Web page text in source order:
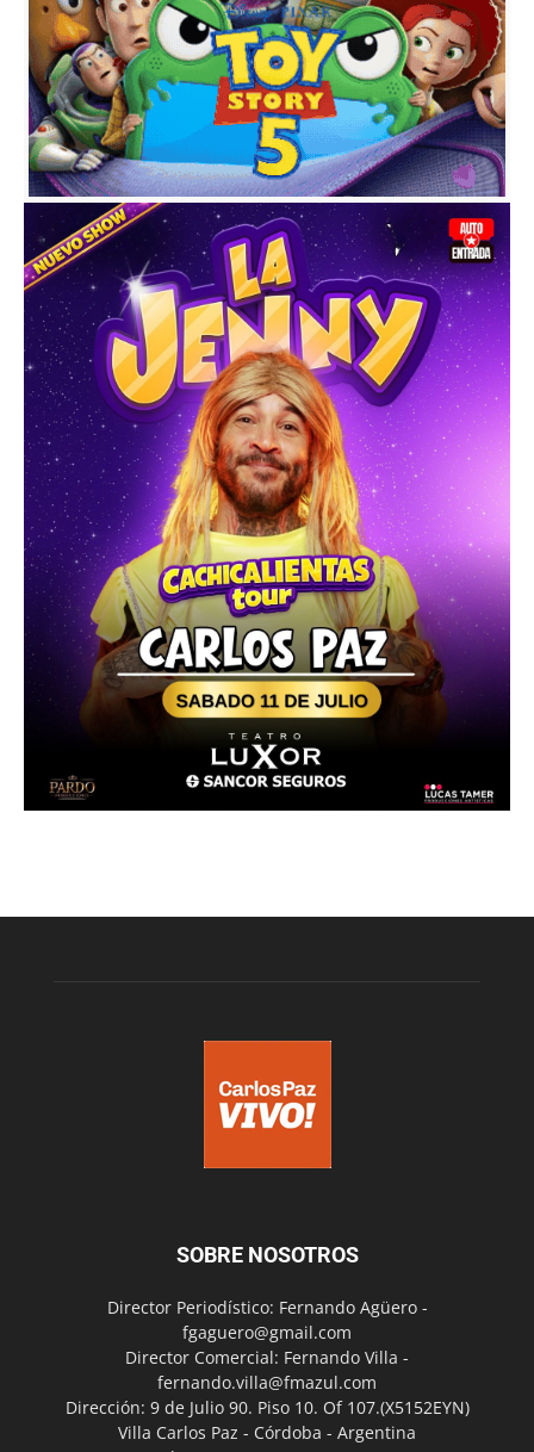
SOBRE NOSOTROS
Director Periodístico: Fernando Agüero -
fgaguero@gmail.com
Director Comercial: Fernando Villa -
fernando.villa@fmazul.com
Dirección: 9 de Julio 90. Piso 10. Of 107.(X5152EYN)
Villa Carlos Paz - Córdoba - Argentina